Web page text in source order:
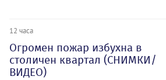
12 часа
Огромен пожар избухна в
столичен квартал (СНИМКИ/
ВИДЕО)